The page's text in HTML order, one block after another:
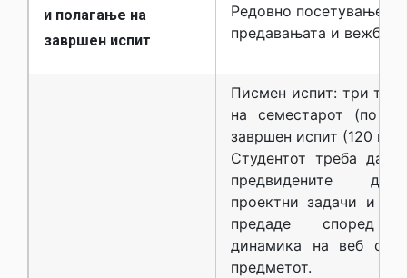
и полагање на
завршен испит
Редовно посетување на
предавањата и
Писмен испит: три
на семестарот (по
завршен испит (120
Студентот треба да
предвидените
проектни задачи и
предаде според
динамика на веб
предметот.